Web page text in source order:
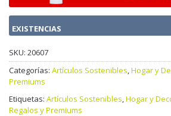
EXISTENCIAS
SKU: 20607
Categorías: Artículos Sostenibles,Hogar y
Premiums
Etiquetas: Artículos Sostenibles,Hogar y
Regalos y Premiums